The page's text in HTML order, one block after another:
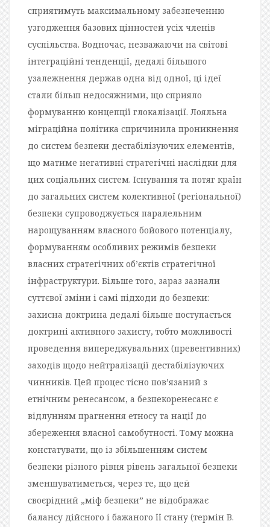
сприятимуть максимальному забезпеченню
узгодження базових цінностей усіх членів
суспільства. Водночас, незважаючи на світові
інтеграційні тенденції, дедалі більшого
узалежнення держав одна від одної, ці ідеї
стали більш недосяжними, що сприяло
формуванню концепції глокалізації. Лояльна
міграційна політика спричинила проникнення
до систем безпеки дестабілізуючих елементів,
що матиме негативні стратегічні наслідки для
цих соціальних систем. Існування та потяг країн
до загальних систем колективної (регіональної)
безпеки супроводжується паралельним
нарощуванням власного бойового потенціалу,
формуванням особливих режимів безпеки
власних стратегічних об’єктів стратегічної
інфраструктури. Більше того, зараз зазнали
суттєвої зміни і самі підходи до безпеки:
захисна доктрина дедалі більше поступається
доктрині активного захисту, тобто можливості
проведення випереджувальних (превентивних)
заходів щодо нейтралізації дестабілізуючих
чинників. Цей процес тісно пов’язаний з
етнічним ренесансом, а безпекоренесанс є
відлунням прагнення етносу та нації до
збереження власної самобутності. Тому можна
констатувати, що із збільшенням систем
безпеки різного рівня рівень загальної безпеки
зменшуватиметься, через те, що цей
своєрідний „міф безпеки” не відображає
балансу дійсного і бажаного її стану (термін В.